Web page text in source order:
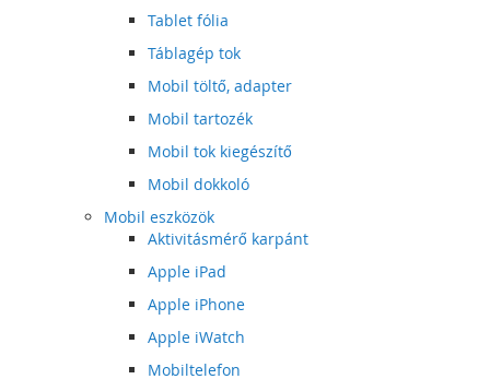
Tablet fólia
Táblagép tok
Mobil töltő, adapter
Mobil tartozék
Mobil tok kiegészítő
Mobil dokkoló
Mobil eszközök
Aktivitásmérő karpánt
Apple iPad
Apple iPhone
Apple iWatch
Mobiltelefon